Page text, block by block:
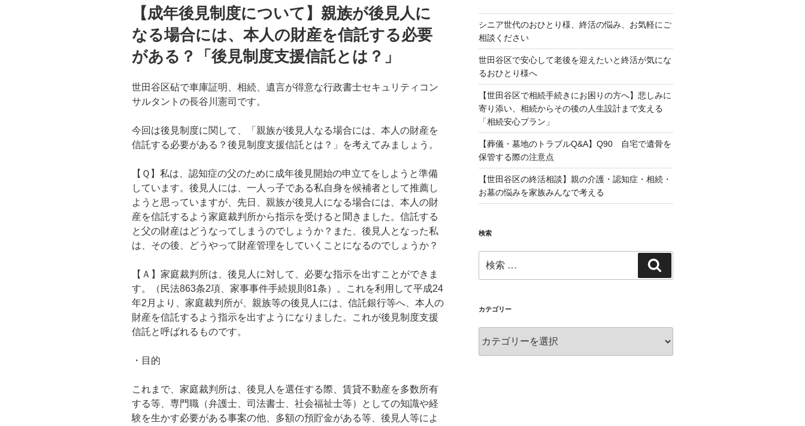
【成年後見制度について】親族が後見人に
なる場合には、本人の財産を信託する必要
がある？「後見制度支援信託とは？」
世田谷区砧で車庫証明、相続、遺言が得意な行政書士セキュリティコン
サルタントの長谷川憲司です。
今回は後見制度に関して、「親族が後見人なる場合には、本人の財産を
信託する必要がある？後見制度支援信託とは？」を考えてみましょう。
【Ｑ】私は、認知症の父のために成年後見開始の申立てをしようと準備
しています。後見人には、一人っ子である私自身を候補者として推薦し
ようと思っていますが、先日、親族が後見人になる場合には、本人の財
産を信託するよう家庭裁判所から指示を受けると聞きました。信託する
と父の財産はどうなってしまうのでしょうか？また、後見人となった私
は、その後、どうやって財産管理をしていくことになるのでしょうか？
【Ａ】家庭裁判所は、後見人に対して、必要な指示を出すことができま
す。（民法863条2項、家事事件手続規則81条）。これを利用して平成24
年2月より、家庭裁判所が、親族等の後見人には、信託銀行等へ、本人の
財産を信託するよう指示を出すようになりました。これが後見制度支援
信託と呼ばれるものです。
・目的
これまで、家庭裁判所は、後見人を選任する際、賃貸不動産を多数所有
する等、専門職（弁護士、司法書士、社会福祉士等）としての知識や経
験を生かす必要がある事案の他、多額の預貯金がある等、後見人等によ
シニア世代のおひとり様、終活の悩み、お気軽にご
相談ください
世田谷区で安心して老後を迎えたいと終活が気にな
るおひとり様へ
【世田谷区で相続手続きにお困りの方へ】悲しみに
寄り添い、相続からその後の人生設計まで支える
「相続安心プラン」
【葬儀・墓地のトラブルQ&A】Q90 自宅で遺骨を
保管する際の注意点
【世田谷区の終活相談】親の介護・認知症・相続・
お墓の悩みを家族みんなで考える
検索
索:
索
カテゴリー
テ